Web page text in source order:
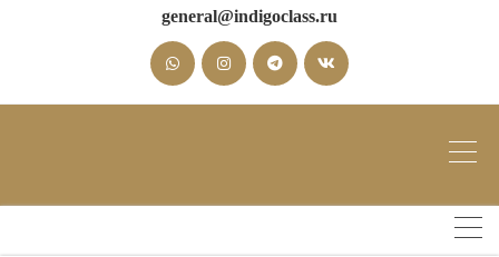
general@indigoclass.ru